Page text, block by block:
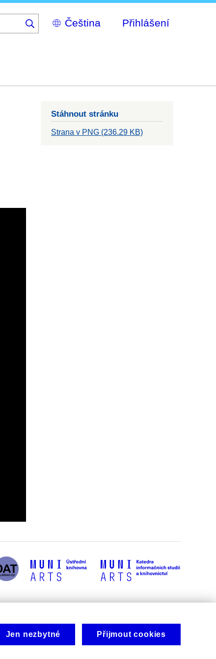
Select
your
Přihlášení
Stáhnout stránku
Strana v PNG (236.29 KB)
Jen nezbytné Přijmout cookies